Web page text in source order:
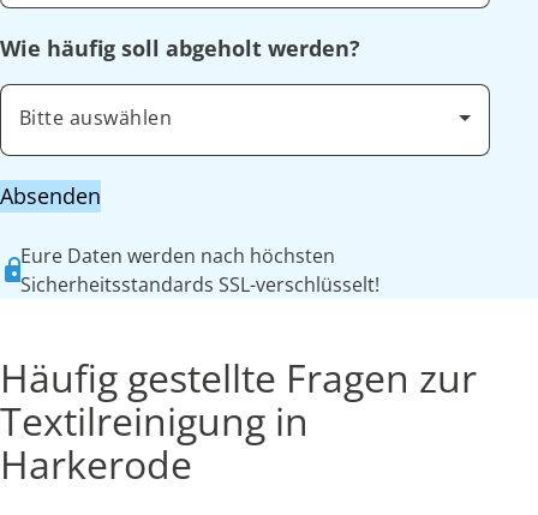
Wie häufig soll abgeholt werden?
Bitte auswählen
Absenden
Eure Daten werden nach höchsten
Sicherheitsstandards SSL-verschlüsselt!
Häufig gestellte Fragen zur
Textilreinigung in
Harkerode